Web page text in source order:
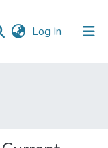
Log In (current)